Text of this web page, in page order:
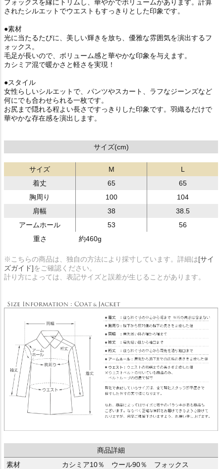
フォックスを縁にトリムし、華やかでボリュームがあります。計算
されたシルエットでウエストもすっきりとした印象です。
●素材
光に当たるたびに、美しい輝きを放ち、優雅な雰囲気を演出するフ
ォックス。
毛足が長いので、ボリューム感と華やかな印象を与えます。
カシミア混で暖かさと軽さを実現！
●スタイル
女性らしいシルエットで、パンツやスカート、ラフなジーンズなど
何にでも合わせられる一枚です。
お尻まで隠れる程よい長さですっきりした印象です。羽織るだけで
華やかな存在感を演出します。
サイズ(cm)
サイズ M
L
着丈
65
65
胸周り
100
104
肩幅
38
38.5
アームホール
53
56
重さ
約460g
※こちらの商品は、独自の方法により採寸しています。詳細は[サイ
ズガイド]をご確認ください。
計り方によっては、表記サイズと誤差が生じることがあります。
商品詳細
素材
カシミア10％ ウール90％ フォックス